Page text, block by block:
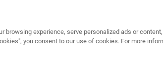
browsing experience, serve personalized ads or
you consent to our use of cookies. For more